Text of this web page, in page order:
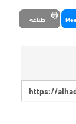
طباعة